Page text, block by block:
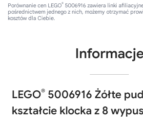
Porównanie cen LEGO® 5006916 zawiera linki
pośrednictwem jednego z nich, możemy otrzymać
kosztów dla Ciebie.
LEGO® 5006916 Żółte
kształcie klocka z 8